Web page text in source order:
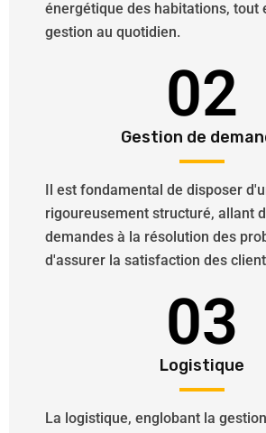
énergétique des habitations, tout
gestion au quotidien.
02
Gestion de
Il est fondamental de disposer
rigoureusement structuré, allant
demandes à la résolution des
d'assurer la satisfaction des
03
Logistique
La logistique, englobant la